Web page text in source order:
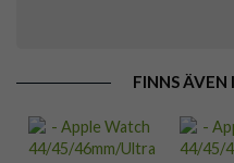
FINNS ÄVEN